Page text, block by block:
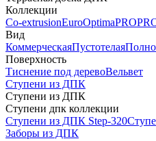
Коллекции
Co-extrusionEuroOptimaPRO
Вид
КоммерческаяПустотелая
Поверхность
Тиснение под деревоВельвет
Ступени из ДПК
Ступени из ДПК
Ступени дпк коллекции
Ступени из ДПК Step-320
Заборы из ДПК